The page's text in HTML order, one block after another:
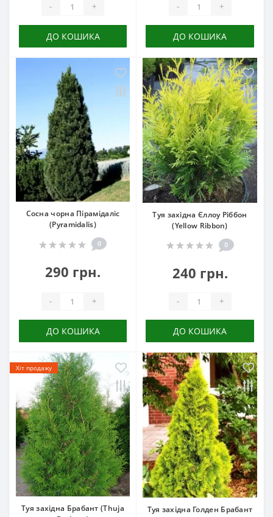
- +
ДО КОШИКА
- +
ДО КОШИКА
Сосна чорна Пірамідаліс
(Pyramidalis)
0
290 грн.
- +
ДО КОШИКА
Туя західна Єллоу Ріббон
(Yellow Ribbon)
0
240 грн.
- +
ДО КОШИКА
Хіт продажу
Туя західна Брабант (Thuja
Туя західна Голден Брабант